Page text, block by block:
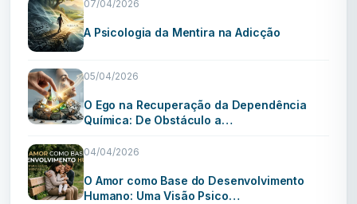
07/04/2026
A Psicologia da Mentira na Adicção
05/04/2026
O Ego na Recuperação da Dependência
Química: De Obstáculo a…
04/04/2026
O Amor como Base do Desenvolvimento
Humano: Uma Visão Psico…